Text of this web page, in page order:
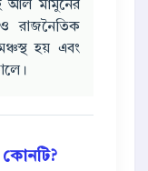
আল মামুনের
রাজনৈতিক
হয় এবং